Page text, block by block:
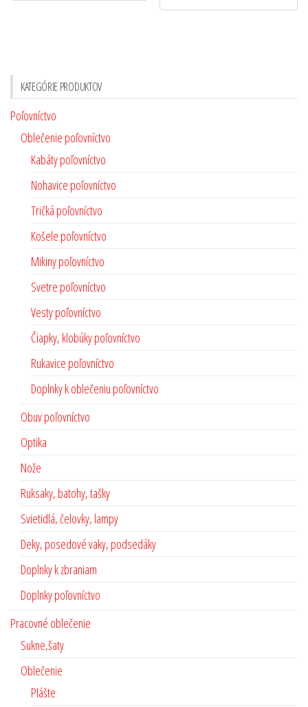
KATEGÓRIE PRODUKTOV
Poľovníctvo
Oblečenie poľovníctvo
Kabáty poľovníctvo
Nohavice poľovníctvo
Tričká poľovníctvo
Košele poľovníctvo
Mikiny poľovníctvo
Svetre poľovníctvo
Vesty poľovníctvo
Čiapky, klobúky poľovníctvo
Rukavice poľovníctvo
Doplnky k oblečeniu poľovníctvo
Obuv poľovníctvo
Optika
Nože
Ruksaky, batohy, tašky
Svietidlá, čelovky, lampy
Deky, posedové vaky, podsedáky
Doplnky k zbraniam
Doplnky poľovníctvo
Pracovné oblečenie
Sukne,šaty
Oblečenie
Plášte